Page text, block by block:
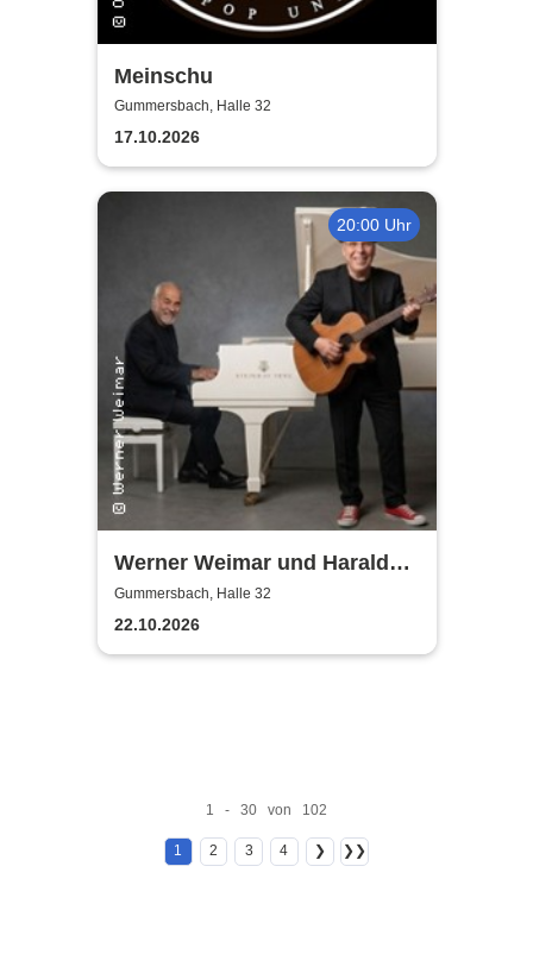
Meinschu
Gummersbach, Halle 32
17.10.2026
20:00 Uhr
Werner Weimar und Harald
Horn
Gummersbach, Halle 32
22.10.2026
1 - 30 von 102
1 2 3 4 ❯ ❯❯